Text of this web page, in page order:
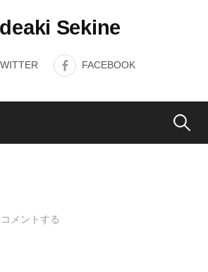
Sekine
FACEBOOK
検
コメントする